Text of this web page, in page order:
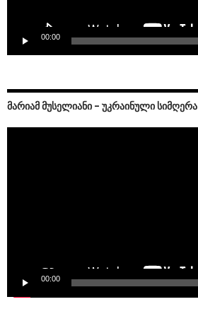
00:00
ᲛᲐᲠᲘᲐᲛ ᲛᲣᲡᲔᲚᲘᲐᲜᲘ – ᲣᲙᲠᲐᲘᲜᲣᲚᲘ ᲡᲘᲛᲦᲔᲠᲐ
00:00